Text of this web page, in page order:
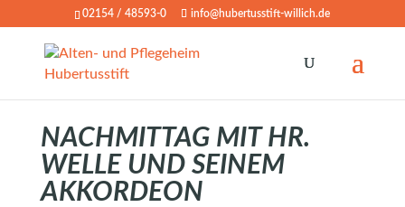
02154 / 48593-0 info@hubertusstift-willich.de
NACHMITTAG MIT HR.
WELLE UND SEINEM
AKKORDEON